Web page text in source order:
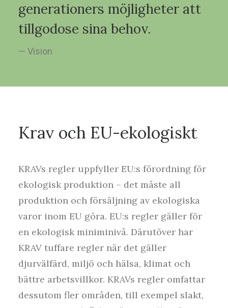
generationers möjligheter att
tillgodose sina behov.
— Vision
Krav och EU-ekologiskt
KRAVs regler uppfyller EU:s förordning för
ekologisk produktion – det måste all
produktion och försäljning av ekologiska
varor inom EU göra. EU:s regler gäller för
en ekologisk miniminivå. Därutöver har
KRAV tuffare regler när det gäller
djurvälfärd, miljö och hälsa, klimat och
bättre arbetsvillkor. KRAVs regler omfattar
dessutom fler områden, till exempel slakt,